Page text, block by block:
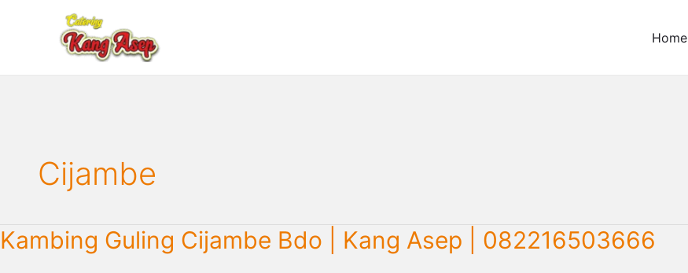
Home
Cijambe
Kambing Guling Cijambe Bdo | Kang Asep | 082216503666
Kambing
Guling